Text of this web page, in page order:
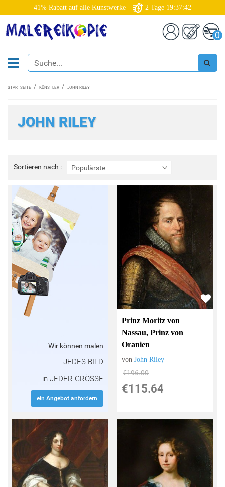
41% Rabatt auf alle Kunstwerke 2 Tage 19:37:40
0
STARTSEITE KÜNSTLER JOHN RILEY
JOHN RILEY
Sortieren nach : Populärste
Sortieren
nach
Wir können malen
JEDES BILD
in JEDER GRÖSSE
ein Angebot anfordern
Prinz Moritz von
Nassau, Prinz von
Oranien
vonJohn Riley
€196.00
€115.64